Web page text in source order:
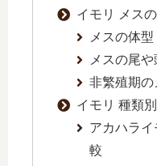
イモリ メス
メスの体
メスの尾
非繁殖期の
イモリ 種類
アカハラ
較